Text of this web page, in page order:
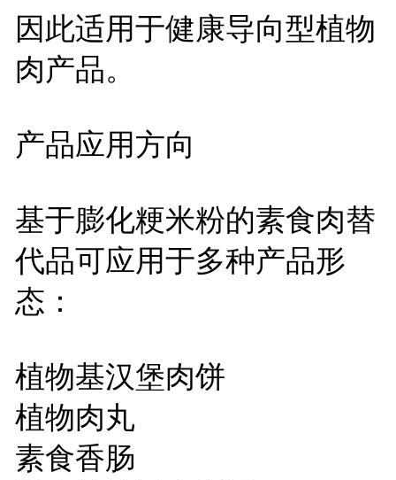
因此适用于健康导向型植物
肉产品。
产品应用方向
基于膨化粳米粉的素食肉替
代品可应用于多种产品形
态：
植物基汉堡肉饼
植物肉丸
素食香肠